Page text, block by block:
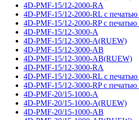
4D-PMF-15/12-2000-RA
4D-PMF-15/12-2000-RL с печатью
4D-PMF-15/12-2000-RP с печатью
4D-PMF-15/12-3000-A
4D-PMF-15/12-3000-A(RUEW)
4D-PMF-15/12-3000-AB
4D-PMF-15/12-3000-AB(RUEW)
4D-PMF-15/12-3000-RA
4D-PMF-15/12-3000-RL с печатью
4D-PMF-15/12-3000-RP с печатью
4D-PMF-20/15-1000-A
4D-PMF-20/15-1000-A(RUEW)
4D-PMF-20/15-1000-AB